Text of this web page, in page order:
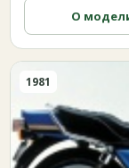
О
1981